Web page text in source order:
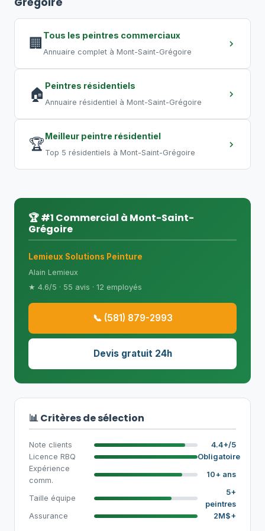
compresser les délais.
🏢 Tous les peintres commerciaux
Annuaire complet à Mont-Saint-Grégoire
🏠 Peintres résidentiels
Annuaire résidentiel à Mont-Saint-Grégoire
🏆Meilleur peintre résidentiel
Top 5 résidentiels à Mont-Saint-Grégoire
🏆 #1 Commercial à Mont-Saint-
Grégoire
Lemieux Solutions Peinture
Alain Lemieux
★ 4.6/5 · 55 avis · 12 employés
📞 (581) 879-2993
Devis gratuit 24h
📊 Critères de sélection
Note clients
4.4+/5
Licence RBQ
Obligatoire
Expérience
comm.
10+ ans
Taille équipe
5+
peintres
Assurance
2M$+